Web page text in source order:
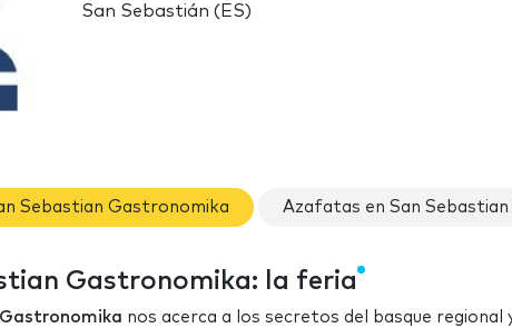
San Sebastián (ES)
Sebastian Gastronomika Azafatas en San
Gastronomika: la feria
nos acerca a los secretos del basque regional